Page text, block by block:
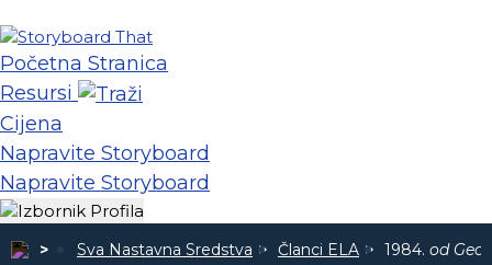
Početna Stranica
Resursi
Cijena
Napravite Storyboard
Napravite Storyboard
Sva Nastavna Sredstva Članci ELA 1984. od